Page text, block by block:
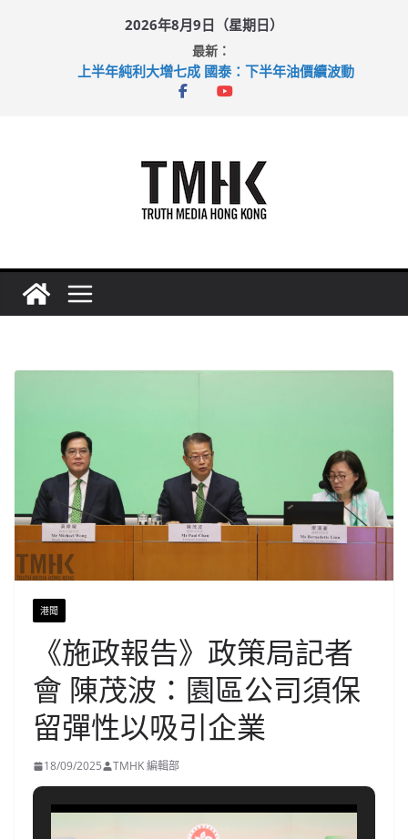
2026年8月9日（星期日）
最新：
上半年純利大增七成 國泰：下半年油價續波動
拜仁熱身賽挫維拉 啟德主場館奪錦標
港聞
《施政報告》政策局記者
會 陳茂波：園區公司須保
留彈性以吸引企業
18/09/2025 TMHK 編輯部